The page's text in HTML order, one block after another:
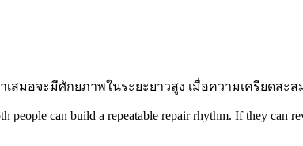
มอจะมีศักยภาพในระยะยาวสูง เมื่อความเครียดสะ
people can build a repeatable repair rhythm. If they can